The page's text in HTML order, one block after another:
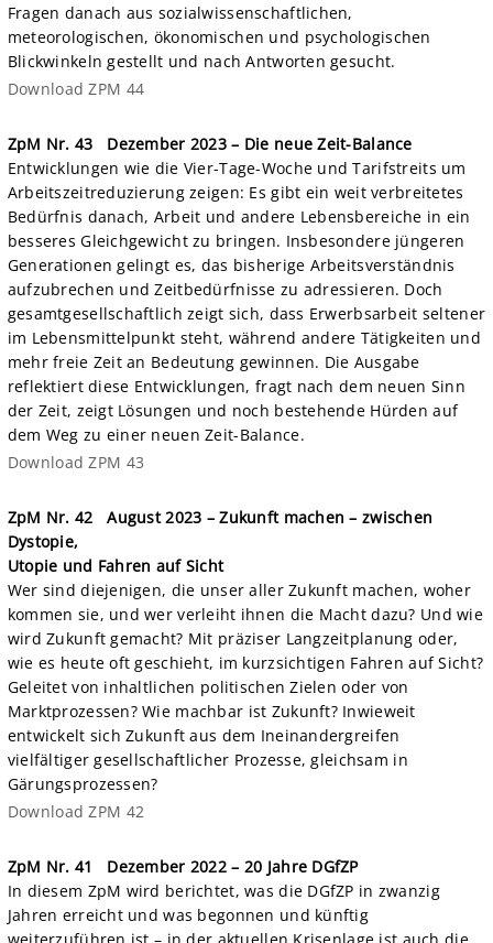
Fragen danach aus sozialwissenschaftlichen,
meteorologischen, ökonomischen und psychologischen
Blickwinkeln gestellt und nach Antworten gesucht.
Download ZPM 44
ZpM Nr. 43 Dezember 2023 – Die neue Zeit-Balance
Entwicklungen wie die Vier-Tage-Woche und Tarifstreits um
Arbeitszeitreduzierung zeigen: Es gibt ein weit verbreitetes
Bedürfnis danach, Arbeit und andere Lebensbereiche in ein
besseres Gleichgewicht zu bringen. Insbesondere jüngeren
Generationen gelingt es, das bisherige Arbeitsverständnis
aufzubrechen und Zeitbedürfnisse zu adressieren. Doch
gesamtgesellschaftlich zeigt sich, dass Erwerbsarbeit seltener
im Lebensmittelpunkt steht, während andere Tätigkeiten und
mehr freie Zeit an Bedeutung gewinnen. Die Ausgabe
reflektiert diese Entwicklungen, fragt nach dem neuen Sinn
der Zeit, zeigt Lösungen und noch bestehende Hürden auf
dem Weg zu einer neuen Zeit-Balance.
Download ZPM 43
ZpM Nr. 42 August 2023 – Zukunft machen – zwischen
Dystopie,
Utopie und Fahren auf Sicht
Wer sind diejenigen, die unser aller Zukunft machen, woher
kommen sie, und wer verleiht ihnen die Macht dazu? Und wie
wird Zukunft gemacht? Mit präziser Langzeitplanung oder,
wie es heute oft geschieht, im kurzsichtigen Fahren auf Sicht?
Geleitet von inhaltlichen politischen Zielen oder von
Marktprozessen? Wie machbar ist Zukunft? Inwieweit
entwickelt sich Zukunft aus dem Ineinandergreifen
vielfältiger gesellschaftlicher Prozesse, gleichsam in
Gärungsprozessen?
Download ZPM 42
ZpM Nr. 41 Dezember 2022 – 20 Jahre DGfZP
In diesem ZpM wird berichtet, was die DGfZP in zwanzig
Jahren erreicht und was begonnen und künftig